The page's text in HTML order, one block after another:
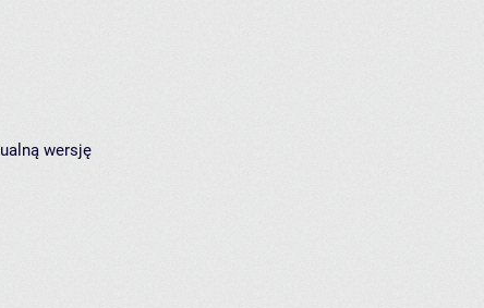
wersję